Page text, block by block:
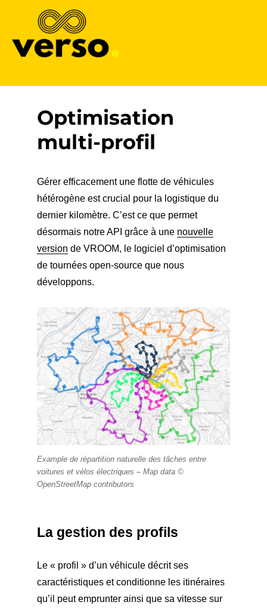
Optimisation
multi-profil
Gérer efficacement une flotte de véhicules
hétérogène est crucial pour la logistique du
dernier kilomètre. C’est ce que permet
désormais notre API grâce à une nouvelle
version de VROOM, le logiciel d’optimisation
de tournées open-source que nous
développons.
Example de répartition naturelle des tâches entre
voitures et vélos électriques – Map data ©
OpenStreetMap contributors
La gestion des profils
Le « profil » d’un véhicule décrit ses
caractéristiques et conditionne les itinéraires
qu’il peut emprunter ainsi que sa vitesse sur